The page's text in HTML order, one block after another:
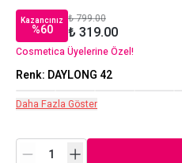
Kazancınız
%60
₺ 799.00
₺ 319.00
Cosmetica Üyelerine Özel!
Renk: DAYLONG 42
Daha Fazla Göster